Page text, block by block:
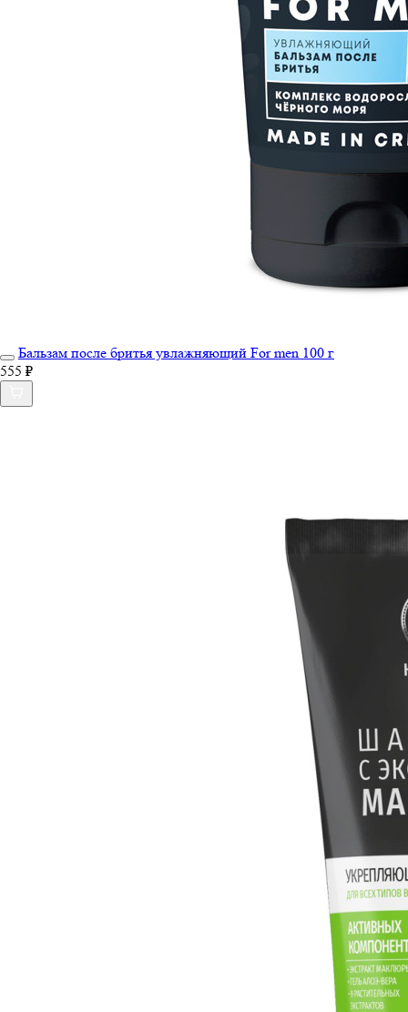
Бальзам после бритья увлажняющий For men 100 г
555 ₽